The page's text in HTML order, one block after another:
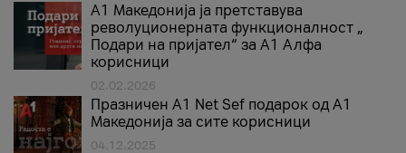
А1 Македонија ја претставува
револуционерната функционалност „
Подари на пријател“ за А1 Алфа
корисници
02.02.2026
Празничен A1 Net Sеf подарок од А1
Македонија за сите корисници
04.12.2025